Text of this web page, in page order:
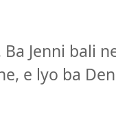
Jenni bali
e lyo ba